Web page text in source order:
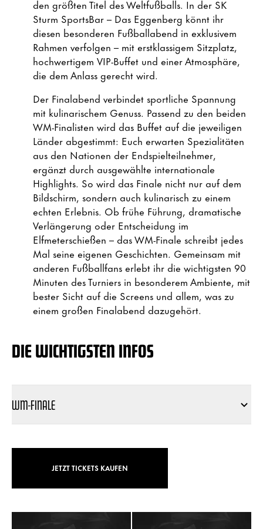
den größten Titel des Weltfußballs. In der SK
Sturm SportsBar – Das Eggenberg könnt ihr
diesen besonderen Fußballabend in exklusivem
Rahmen verfolgen – mit erstklassigem Sitzplatz,
hochwertigem VIP-Buffet und einer Atmosphäre,
die dem Anlass gerecht wird.
Der Finalabend verbindet sportliche Spannung
mit kulinarischem Genuss. Passend zu den beiden
WM-Finalisten wird das Buffet auf die jeweiligen
Länder abgestimmt: Euch erwarten Spezialitäten
aus den Nationen der Endspielteilnehmer,
ergänzt durch ausgewählte internationale
Highlights. So wird das Finale nicht nur auf dem
Bildschirm, sondern auch kulinarisch zu einem
echten Erlebnis. Ob frühe Führung, dramatische
Verlängerung oder Entscheidung im
Elfmeterschießen – das WM-Finale schreibt jedes
Mal seine eigenen Geschichten. Gemeinsam mit
anderen Fußballfans erlebt ihr die wichtigsten 90
Minuten des Turniers in besonderem Ambiente, mit
bester Sicht auf die Screens und allem, was zu
einem großen Finalabend dazugehört.
DIE WICHTIGSTEN INFOS
WM-FINALE
JETZT TICKETS KAUFEN